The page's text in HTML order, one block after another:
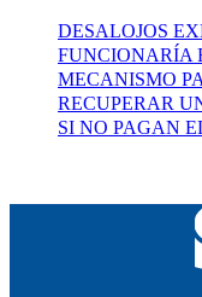
DESALOJOS
FUNCIONARÍA
MECANISMO
RECUPERAR
SI NO PAGAN